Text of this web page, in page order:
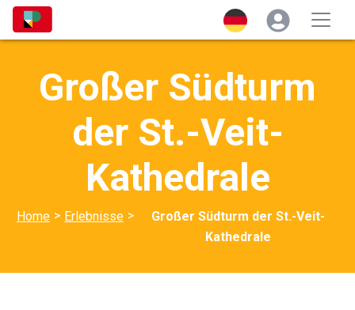
Großer Südturm
der St.-Veit-
Kathedrale
Home > Erlebnisse >
Großer Südturm der St.-Veit-
Kathedrale